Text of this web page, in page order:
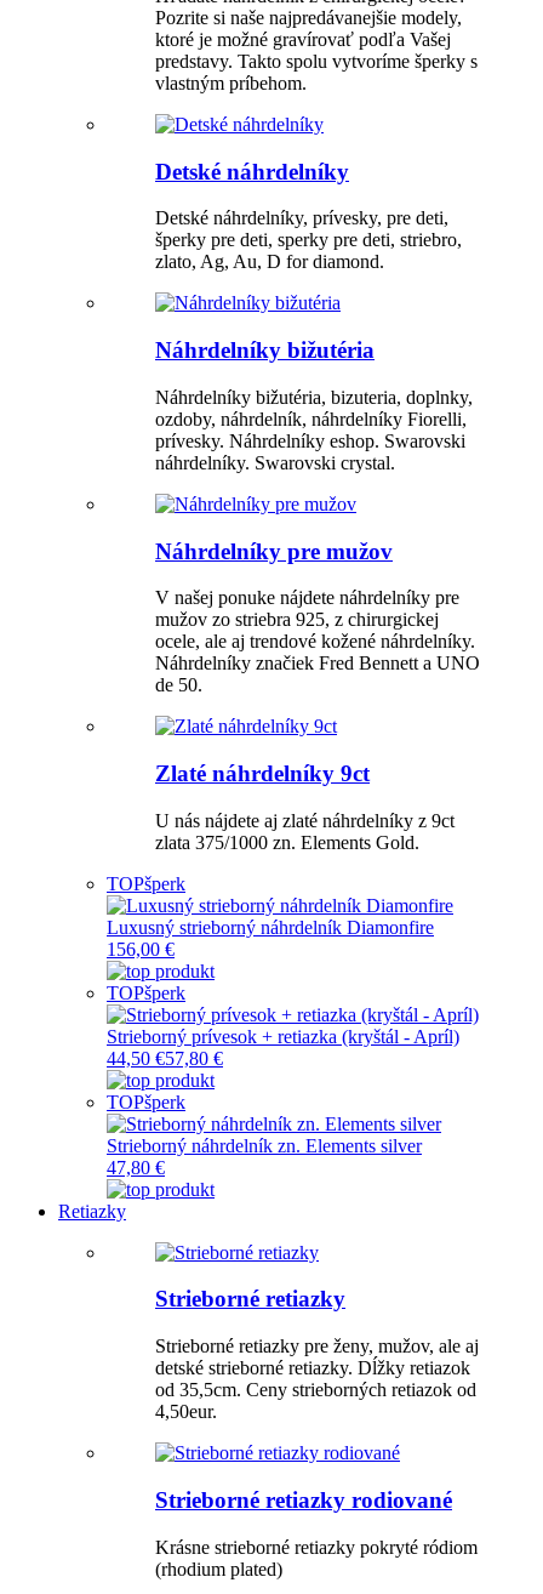
Pozrite si naše najpredávanejšie modely,
ktoré je možné gravírovať podľa Vašej
predstavy. Takto spolu vytvoríme šperky s
vlastným príbehom.
Detské náhrdelníky
Detské náhrdelníky, prívesky, pre deti,
šperky pre deti, sperky pre deti, striebro,
zlato, Ag, Au, D for diamond.
Náhrdelníky bižutéria
Náhrdelníky bižutéria, bizuteria, doplnky,
ozdoby, náhrdelník, náhrdelníky Fiorelli,
prívesky. Náhrdelníky eshop. Swarovski
náhrdelníky. Swarovski crystal.
Náhrdelníky pre mužov
V našej ponuke nájdete náhrdelníky pre
mužov zo striebra 925, z chirurgickej
ocele, ale aj trendové kožené náhrdelníky.
Náhrdelníky značiek Fred Bennett a UNO
de 50.
Zlaté náhrdelníky 9ct
U nás nájdete aj zlaté náhrdelníky z 9ct
zlata 375/1000 zn. Elements Gold.
TOPšperk
Luxusný strieborný náhrdelník Diamonfire
156,00 €
TOPšperk
Strieborný prívesok + retiazka (kryštál - Apríl)
44,50 €57,80 €
TOPšperk
Strieborný náhrdelník zn. Elements silver
47,80 €
Retiazky
Strieborné retiazky
Strieborné retiazky pre ženy, mužov, ale aj
detské strieborné retiazky. Dĺžky retiazok
od 35,5cm. Ceny strieborných retiazok od
4,50eur.
Strieborné retiazky rodiované
Krásne strieborné retiazky pokryté ródiom
(rhodium plated)